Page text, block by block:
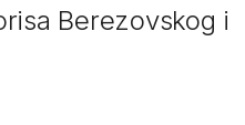
Berezovskog i